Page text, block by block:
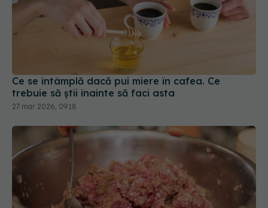
Ce se întâmplă dacă pui miere în cafea. Ce
trebuie să știi înainte să faci asta